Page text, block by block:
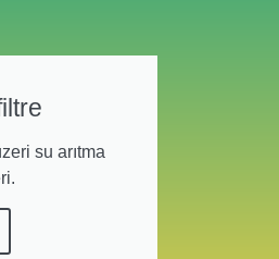
su arıtma